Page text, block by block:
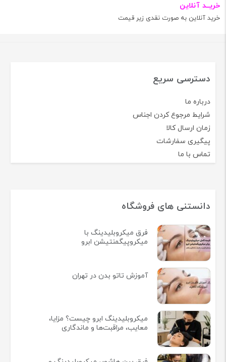
خریــد آنلاین
خرید آنلاین به صورت نقدی زیر قیمت
دسترسی سریع
درباره ما
شرایط مرجوع کردن اجناس
زمان ارسال کالا
پیگیری سفارشات
تماس با ما
دانستنی های فروشگاه
فرق میکروبلیدینگ با
میکروپیگمنتیشن ابرو
آموزش تاتو بدن در تهران
میکروبلیدینگ ابرو چیست؟ مزایا،
معایب، مراقبت‌ها و ماندگاری